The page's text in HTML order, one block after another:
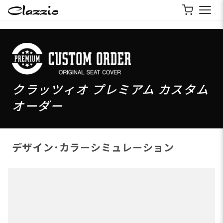
クラッツィオ プレミアム カスタム
オーダー
デザイン･カラーシミュレーション